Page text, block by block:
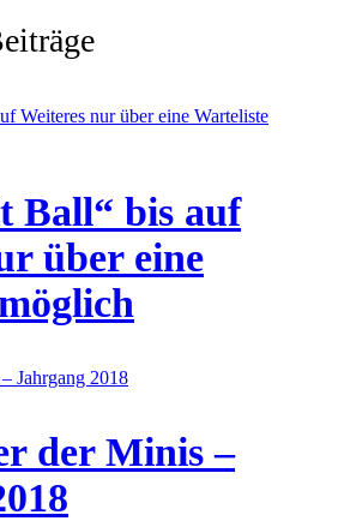
Ball“ bis auf
über eine
der Minis –